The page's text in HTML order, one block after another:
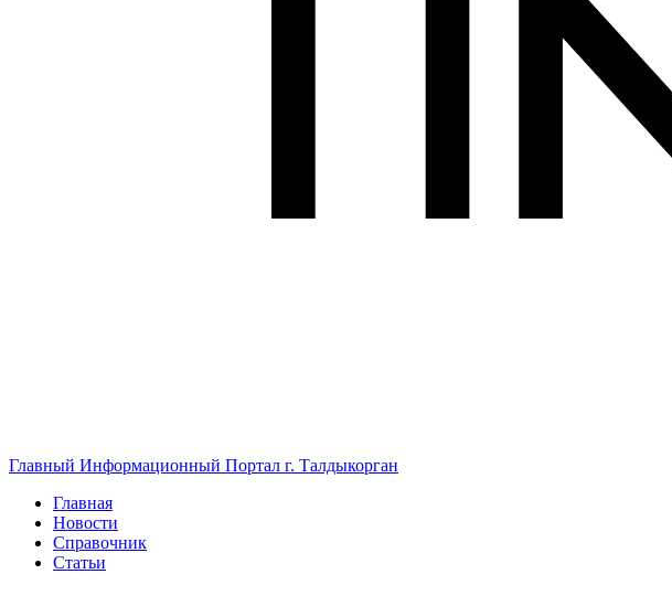
Главный Информационный Портал г. Талдыкорган
Главная
Новости
Справочник
Статьи